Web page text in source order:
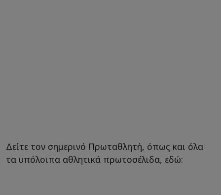
Δείτε τον σημερινό Πρωταθλητή, όπως και όλα
τα υπόλοιπα αθλητικά πρωτοσέλιδα, εδώ: